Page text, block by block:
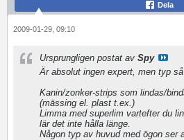
Dela
2009-01-29, 09:10
Ursprungligen postat av Spy
Är absolut ingen expert, men typ
Kanin/zonker-strips som lindas/
(mässing el. plast t.ex.)
Limma med superlim vartefter du
lär det inte hålla länge.
Någon typ av huvud med ögon ser